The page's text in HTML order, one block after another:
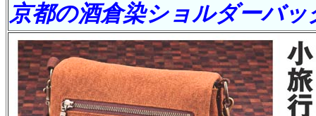
京都の酒倉染ショルダー